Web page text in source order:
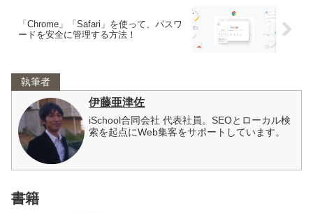
「Chrome」「Safari」を使って、パスワ
ードを安全に管理する方法！
執筆者
伊藤亜津佐
iSchool合同会社 代表社員。SEOとローカル検
索を起点にWeb集客をサポートしています。
書籍